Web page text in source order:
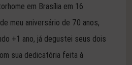
em Brasília em 16
meu aniversário de 70 anos,
+1 ano, já degustei seus dois
sua dedicatória feita à